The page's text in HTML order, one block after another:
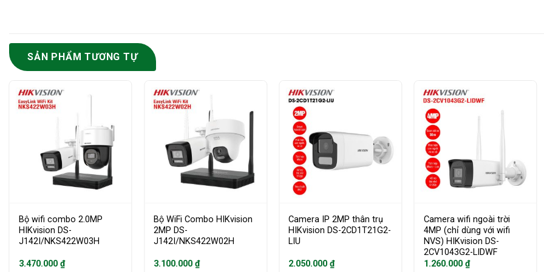
SẢN PHẨM TƯƠNG TỰ
Bộ wifi combo 2.0MP
HIKvision DS-
J142I/NKS422W03H
3.470.000 ₫
Bộ WiFi Combo HIKvision
2MP DS-
J142I/NKS422W02H
3.100.000₫
Camera IP 2MP thân trụ
HIKvision DS-2CD1T21G2-
LIU
2.050.000₫
Camera wifi ngoài trời
4MP (chỉ dùng với wifi
NVS) HIKvision DS-
2CV1043G2-LIDWF
1.260.000 ₫